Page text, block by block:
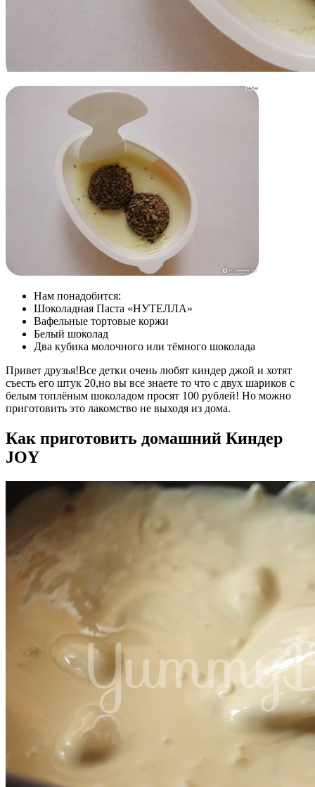
Нам понадобится:
Шоколадная Паста «НУТЕЛЛА»
Вафельные тортовые коржи
Белый шоколад
Два кубика молочного или тёмного шоколада
Привет друзья!Все детки очень любят киндер джой и хотят
съесть его штук 20,но вы все знаете то что с двух шариков с
белым топлёным шоколадом просят 100 рублей! Но можно
приготовить это лакомство не выходя из дома.
Как приготовить домашний Киндер
JOY